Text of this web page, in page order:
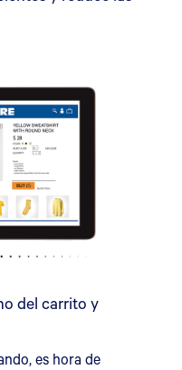
del carrito y
es hora de